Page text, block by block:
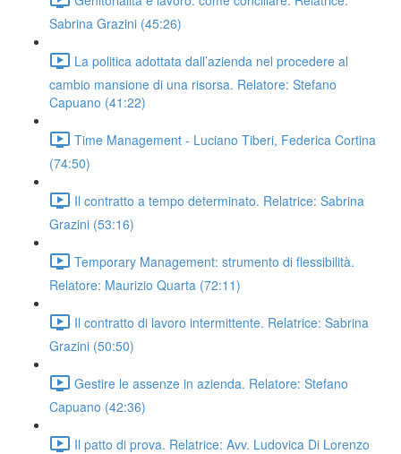
Sabrina Grazini (45:26)
La politica adottata dall’azienda nel procedere al
cambio mansione di una risorsa. Relatore: Stefano
Capuano (41:22)
Time Management - Luciano Tiberi, Federica Cortina
(74:50)
Il contratto a tempo determinato. Relatrice: Sabrina
Grazini (53:16)
Temporary Management: strumento di flessibilità.
Relatore: Maurizio Quarta (72:11)
Il contratto di lavoro intermittente. Relatrice: Sabrina
Grazini (50:50)
Gestire le assenze in azienda. Relatore: Stefano
Capuano (42:36)
Il patto di prova. Relatrice: Avv. Ludovica Di Lorenzo